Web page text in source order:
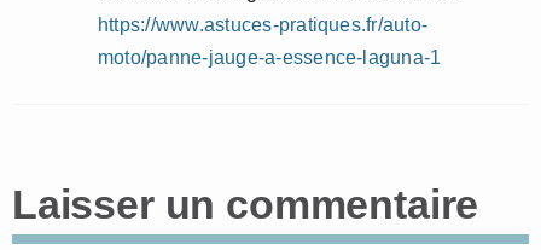
https://www.astuces-pratiques.fr/auto-
moto/panne-jauge-a-essence-laguna-1
Laisser un commentaire